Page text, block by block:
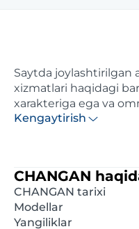
Saytda joylashtirilgan
xizmatlari haqidagi
xarakteriga ega va
Ushbu saytda
rasmiy diler bilan
qilingan ma'lumotlar
qilinmasdan istalgan
Kengaytirish
CHANGAN
CHANGAN tarixi
Modellar
Yangiliklar